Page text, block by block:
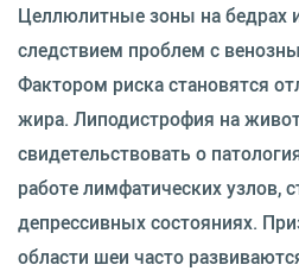
Целлюлитные зоны на бедрах
следствием проблем с
Фактором риска становятся
жира. Липодистрофия на
свидетельствовать о
работе лимфатических узлов,
депрессивных состояниях.
области шеи часто